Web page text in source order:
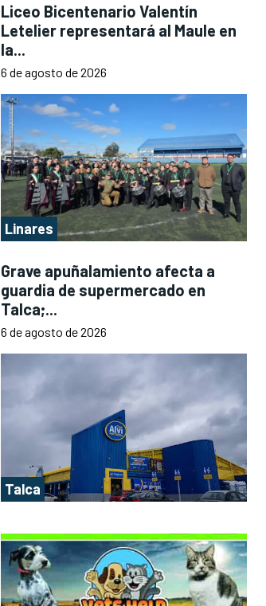
Liceo Bicentenario Valentín
Letelier representará al Maule en
la...
6 de agosto de 2026
Linares
Grave apuñalamiento afecta a
guardia de supermercado en
Talca;...
6 de agosto de 2026
Talca